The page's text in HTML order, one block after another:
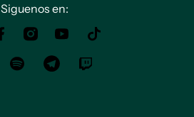
Siguenos en: